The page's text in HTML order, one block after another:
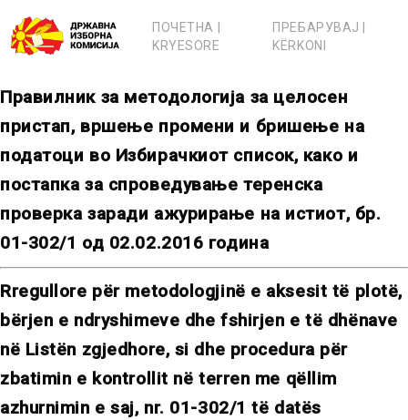
content
ПОЧЕТНА |
KRYESORE
ПРЕБАРУВАЈ |
KËRKONI
Правилник за методологија за целосен
пристап, вршење промени и бришење на
податоци во Избирачкиот список, како и
постапка за спроведување теренска
проверка заради ажурирање на истиот, бр.
01-302/1 од 02.02.2016 година
Rregullore për metodologjinë e aksesit të plotë,
bërjen e ndryshimeve dhe fshirjen e të dhënave
në Listën zgjedhore, si dhe procedura për
zbatimin e kontrollit në terren me qëllim
azhurnimin e saj, nr. 01-302/1 të datës